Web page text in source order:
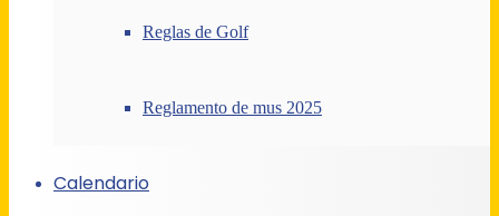
Reglas de Golf
Reglamento de mus 2025
Calendario